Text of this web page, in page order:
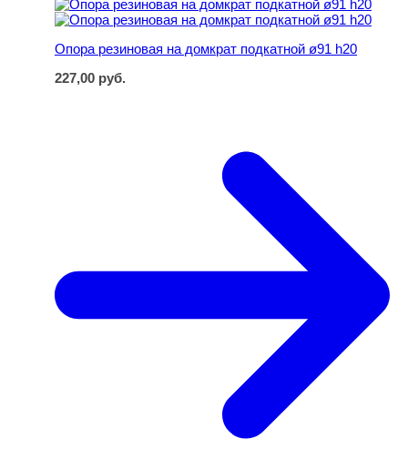
Опора резиновая на домкрат подкатной ø91 h20
227,00 руб.